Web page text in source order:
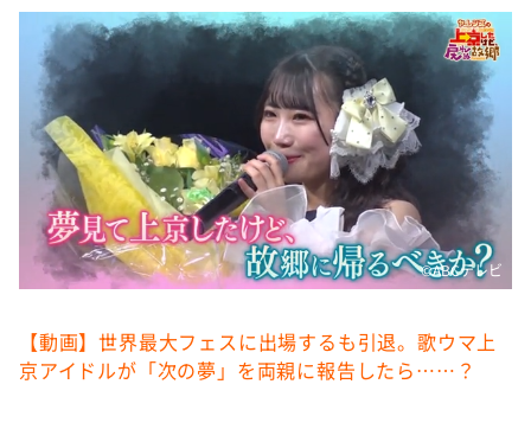
本日はダイアンなり！シーズン２
朝だ！生です旅サラダ
教えて！ニュースライブ 正義のミカタ
ＬＩＦＥ～夢のカタチ～
新婚さんいらっしゃい！
ポツンと一軒家
ザキ山小屋本館
アナ回覧板
©️ABCテレビ
【動画】世界最大フェスに出場するも引退。歌ウマ上
京アイドルが「次の夢」を両親に報告したら……？